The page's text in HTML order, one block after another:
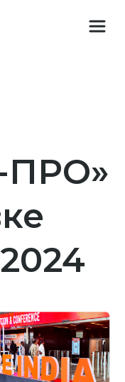
ПРО»